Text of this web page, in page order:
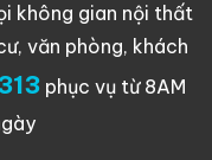
không gian nội thất
văn phòng, khách
phục vụ từ 8AM